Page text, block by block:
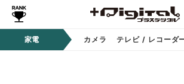
家電 カメラ テレビ / レコーダ